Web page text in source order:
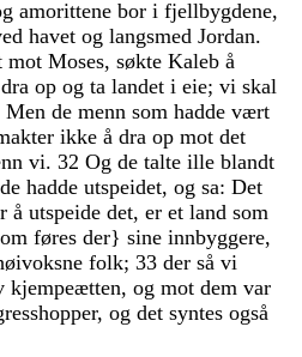
amorittene bor i fjellbygdene,
havet og langsmed Jordan.
mot Moses, søkte Kaleb å
dra op og ta landet i eie; vi skal
Men de menn som hadde vært
ikke å dra op mot det
vi. 32 Og de talte ille blandt
de hadde utspeidet, og sa: Det
å utspeide det, er et land som
føres der} sine innbyggere,
folk; 33 der så vi
kjempeætten, og mot dem var
, og det syntes også